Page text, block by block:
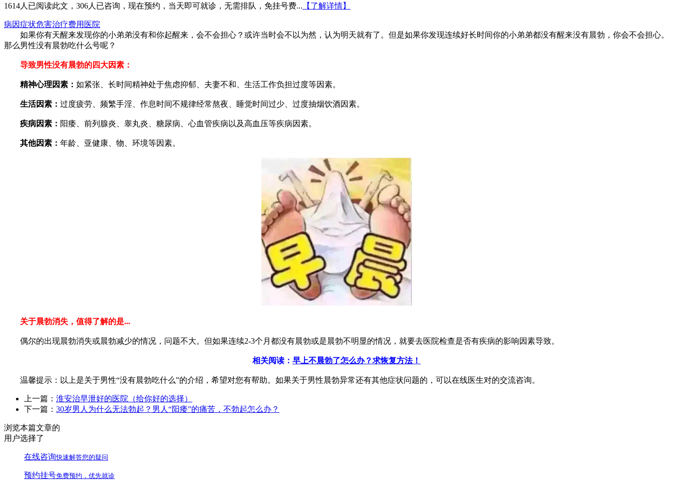
1614人已阅读此文， 306人已咨询，现在预约，当天即可就诊，无需排队，免挂号费... 【了解详情】
病因症状危害治疗费用 医院
如果你有天醒来发现你的小弟弟没有和你起醒来，会不会担心？或许当时会不以为然，认为明天就有了。但是如果你发现连续好长时间你的小弟弟都没有醒来没有晨勃，你会不会担心。
那么男性没有晨勃吃什么号呢？
导致男性没有晨勃的四大因素：
精神心理因素： 如紧张、长时间精神处于焦虑抑郁、夫妻不和、生活工作负担过度等因素。
生活因素： 过度疲劳、频繁手淫、作息时间不规律经常熬夜、睡觉时间过少、过度抽烟饮酒因素。
疾病因素： 阳痿、前列腺炎、睾丸炎、糖尿病、心血管疾病以及高血压等疾病因素。
其他因素： 年龄、亚健康、物、环境等因素。
关于晨勃消失，值得了解的是...
偶尔的出现晨勃消失或晨勃减少的情况，问题不大。但如果连续2-3个月都没有晨勃或是晨勃不明显的情况，就要去医院检查是否有疾病的影响因素导致。
相关阅读： 早上不晨勃了怎么办？求恢复方法！
温馨提示：以上是关于男性“没有晨勃吃什么”的介绍，希望对您有帮助。如果关于男性晨勃异常还有其他症状问题的，可以在线医生对的交流咨询。
上一篇： 淮安治早泄好的医院（给你好的选择）
下一篇： 30岁男人为什么无法勃起？男人“阳痿”的痛苦，不勃起怎么办？
浏览本篇文章的
用户选择了
在线咨询快速解答您的疑问
预约挂号免费预约，优先就诊